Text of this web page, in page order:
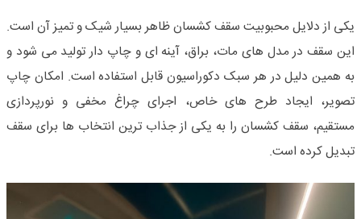
یکی از دلایل محبوبیت سقف کشسان ظاهر بسیار شیک و تمیز آن است.
این سقف در مدل های مات، براق، آینه ای و چاپ دار تولید می شود و
به همین دلیل در هر سبک دکوراسیون قابل استفاده است. امکان چاپ
تصویر، ایجاد طرح های خاص، اجرای چراغ مخفی و نورپردازی
مستقیم، سقف کشسان را به یکی از جذاب ترین انتخاب ها برای سقف
تبدیل کرده است.